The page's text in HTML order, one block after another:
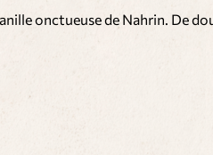
onctueuse de Nahrin. De